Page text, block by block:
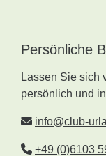
Persönliche
Lassen Sie sich
persönlich und
info@club-
+49 (0)6103